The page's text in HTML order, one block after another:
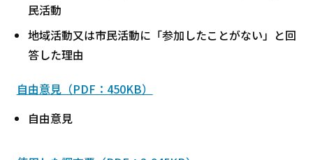
民活動
地域活動又は市民活動に「参加したことがない」と回
答した理由
自由意見（PDF：450KB）
自由意見